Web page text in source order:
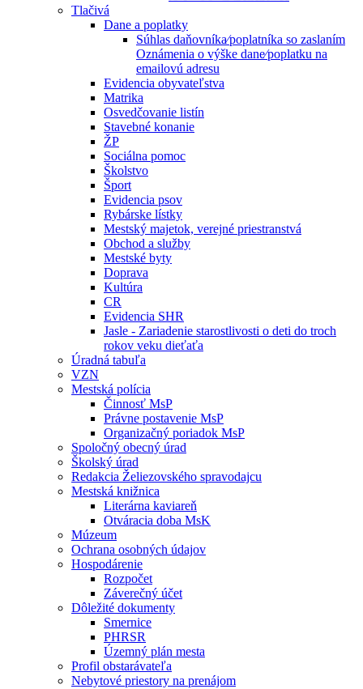
Tlačivá
Dane a poplatky
Súhlas daňovníka⁄poplatníka so zaslaním
Oznámenia o výške dane⁄poplatku na
emailovú adresu
Evidencia obyvateľstva
Matrika
Osvedčovanie listín
Stavebné konanie
ŽP
Sociálna pomoc
Školstvo
Šport
Evidencia psov
Rybárske lístky
Mestský majetok, verejné priestranstvá
Obchod a služby
Mestské byty
Doprava
Kultúra
CR
Evidencia SHR
Jasle - Zariadenie starostlivosti o deti do troch
rokov veku dieťaťa
Úradná tabuľa
VZN
Mestská polícia
Činnosť MsP
Právne postavenie MsP
Organizačný poriadok MsP
Spoločný obecný úrad
Školský úrad
Redakcia Želiezovského spravodajcu
Mestská knižnica
Literárna kaviareň
Otváracia doba MsK
Múzeum
Ochrana osobných údajov
Hospodárenie
Rozpočet
Záverečný účet
Dôležité dokumenty
Smernice
PHRSR
Územný plán mesta
Profil obstarávateľa
Nebytové priestory na prenájom